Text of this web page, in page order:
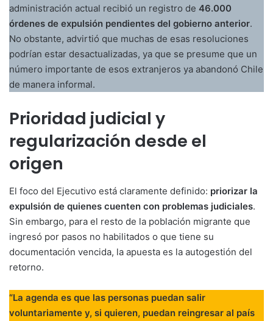
administración actual recibió un registro de 46.000
órdenes de expulsión pendientes del gobierno anterior.
No obstante, advirtió que muchas de esas resoluciones
podrían estar desactualizadas, ya que se presume que un
número importante de esos extranjeros ya abandonó Chile
de manera informal.
Prioridad judicial y
regularización desde el
origen
El foco del Ejecutivo está claramente definido: priorizar la
expulsión de quienes cuenten con problemas judiciales.
Sin embargo, para el resto de la población migrante que
ingresó por pasos no habilitados o que tiene su
documentación vencida, la apuesta es la autogestión del
retorno.
“La agenda es que las personas puedan salir
voluntariamente y, si quieren, puedan reingresar al país